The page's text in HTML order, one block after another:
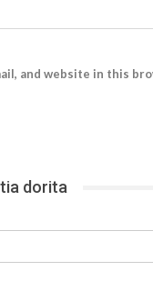
and website in this
dorita